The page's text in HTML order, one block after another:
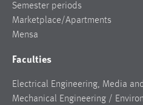
Semester periods
Marketplace/Apartments
Mensa
Faculties
Electrical Engineering, Media
Mechanical Engineering /